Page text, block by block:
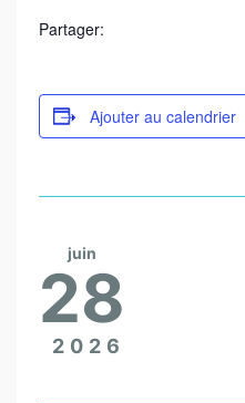
Partager:
Ajouter au calendrier
juin
28
2026